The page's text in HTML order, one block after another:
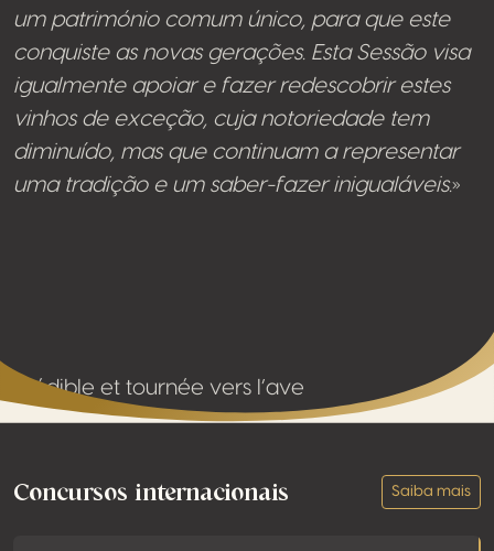
um património comum único, para que este
conquiste as novas gerações. Esta Sessão visa
igualmente apoiar e fazer redescobrir estes
vinhos de exceção, cuja notoriedade tem
diminuído, mas que continuam a representar
uma tradição e um saber-fazer inigualáveis.»
crédible et tournée vers l’ave
Footer
Concursos internacionais Saiba mais